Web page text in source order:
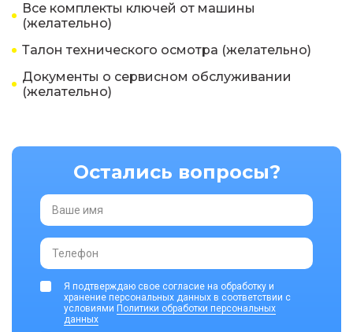
Все комплекты ключей от машины
(желательно)
Талон технического осмотра (желательно)
Документы о сервисном обслуживании
(желательно)
Остались вопросы?
Ваше имя
Телефон
Я подтверждаю свое согласие на обработку и
хранение персональных данных в соответствии с
условиями Политики обработки персональных
данных